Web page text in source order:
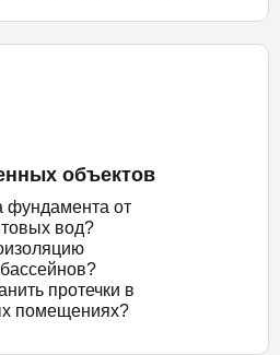
объектов
фундамента от
вод?
протечки в
помещениях?